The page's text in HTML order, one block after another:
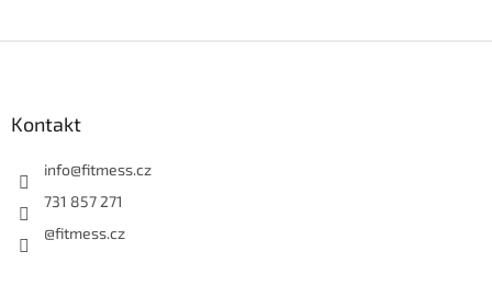
Kontakt
info@fitmess.cz
731 857 271
@fitmess.cz